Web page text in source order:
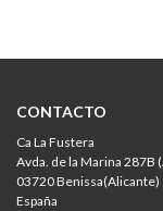
CONTACTO
Ca La Fustera
Avda. de la Marina 287B
03720 Benissa(Alicante)
España